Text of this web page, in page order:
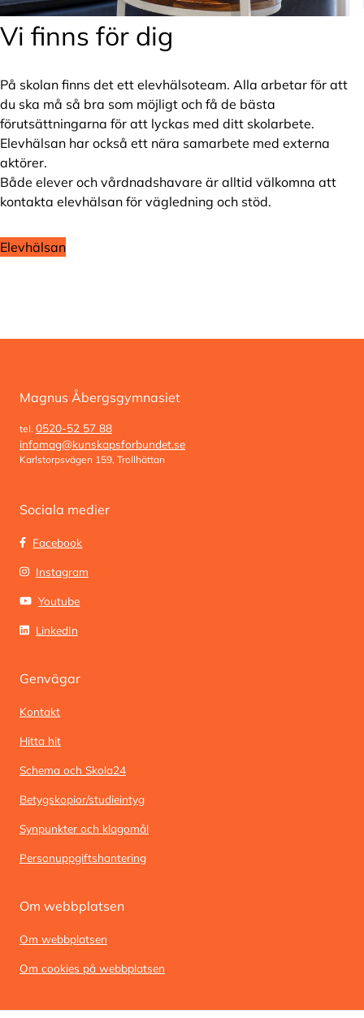
Vi finns för dig
På skolan finns det ett elevhälsoteam. Alla arbetar för att
du ska må så bra som möjligt och få de bästa
förutsättningarna för att lyckas med ditt skolarbete.
Elevhälsan har också ett nära samarbete med externa
aktörer.
Både elever och vårdnadshavare är alltid välkomna att
kontakta elevhälsan för vägledning och stöd.
Elevhälsan
Magnus Åbergsgymnasiet
tel. 0520-52 57 88
infomag@kunskapsforbundet.se
Karlstorpsvägen 159, Trollhättan
Sociala medier
Facebook
Instagram
Youtube
LinkedIn
Genvägar
Kontakt
Hitta hit
Schema och Skola24
Betygskopior/studieintyg
Synpunkter och klagomål
Personuppgiftshantering
Om webbplatsen
Om webbplatsen
Om cookies på webbplatsen